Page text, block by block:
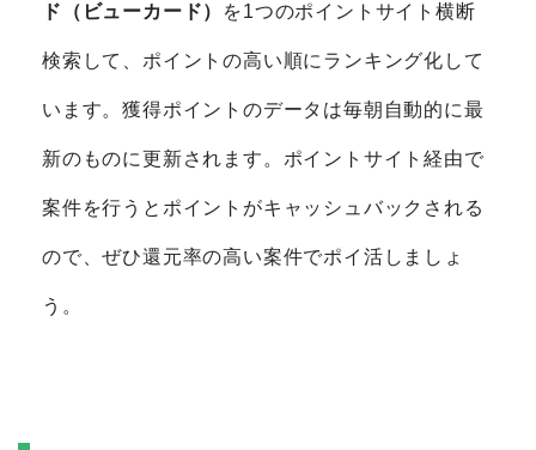
ド（ビューカード） を1つのポイントサイト横断
検索して、ポイントの高い順にランキング化して
います。獲得ポイントのデータは毎朝自動的に最
新のものに更新されます。ポイントサイト経由で
案件を行うとポイントがキャッシュバックされる
ので、ぜひ還元率の高い案件でポイ活しましょ
う。